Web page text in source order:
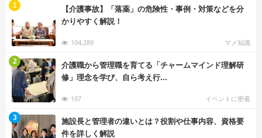
【介護事故】「落薬」の危険性・事例・対策などを分
かりやすく解説！
104,289 マメ知識
1
介護職から管理職を育てる「チャームマインド理解研
修」理念を学び、自ら考え行...
197 イベントに密着
2
施設長と管理者の違いとは？役割や仕事内容、資格要
件を詳しく解説
3